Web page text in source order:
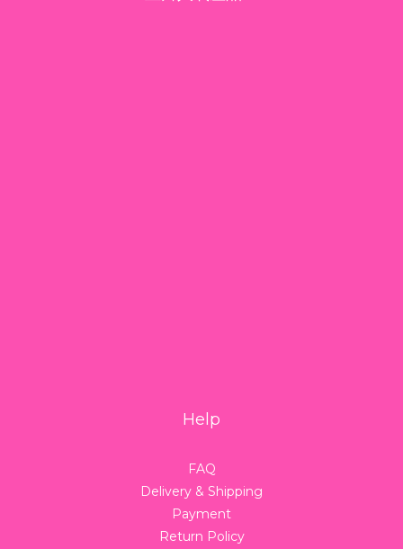
Help
FAQ
Delivery & Shipping
Payment
Return Policy